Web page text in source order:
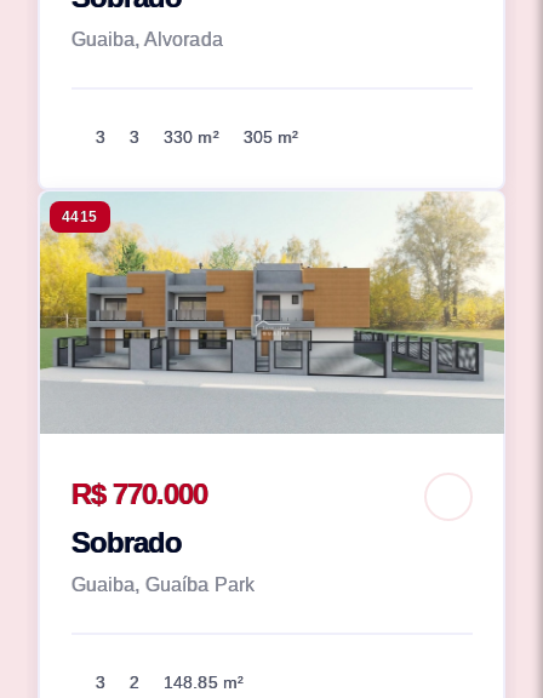
Guaiba, Alvorada
3 3 330 m² 305 m²
4415
R$ 770.000
Sobrado
Guaiba, Guaíba Park
3 2 148.85 m²